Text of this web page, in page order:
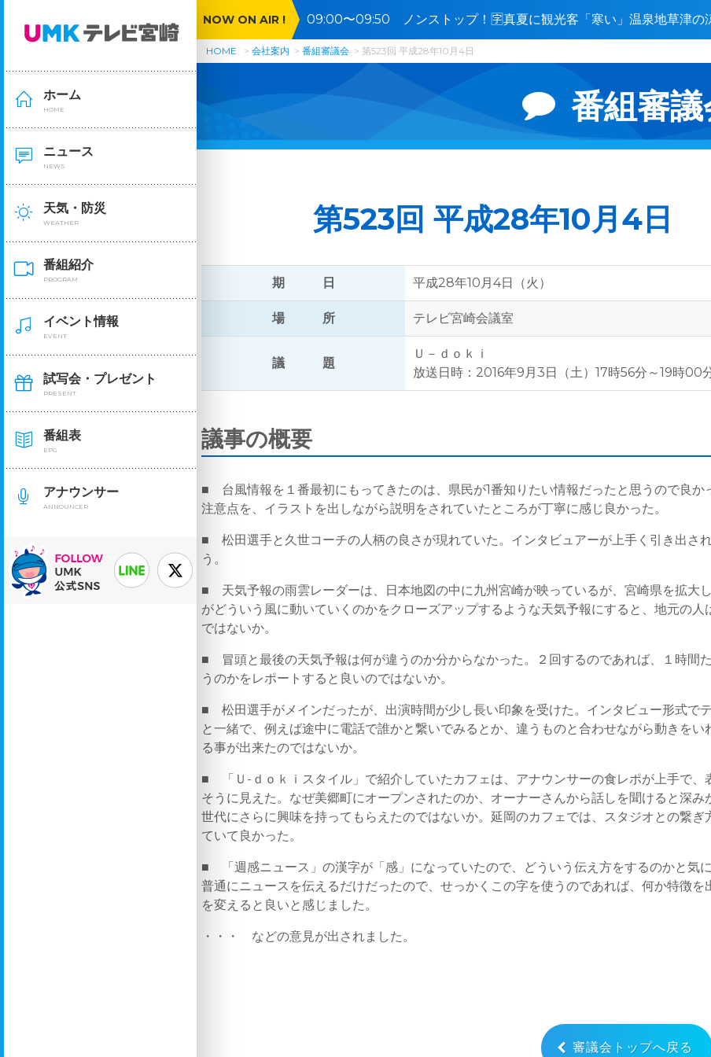
ホーム
HOME
ニュース
NEWS
天気・防災
WEATHER
番組紹介
PROGRAM
イベント情報
EVENT
試写会・プレゼント
PRESENT
番組表
EPG
アナウンサー
ANNOUNCER
NOW ON AIR !
09:00〜09:50 ノンストップ！🈑真夏に観光客「寒い」温泉地草津の
お盆直撃か
HOME 会社案内 番組審議会 第523回 平成28年10月4日
番組審
第523回 平成28年10月4日
期 日 平成28年10月4日（火）
場 所 テレビ宮崎会議室
議 題
Ｕ－ｄｏｋｉ
放送日時：2016年9月3日（土）17時56分～19時00
議事の概要
■ 台風情報を１番最初にもってきたのは、県民が1番知りたい情報だったと思うので良か
注意点を、イラストを出しながら説明をされていたところが丁寧に感じ良かった。
■ 松田選手と久世コーチの人柄の良さが現れていた。インタビュアーが上手く引き出さ
う。
■ 天気予報の雨雲レーダーは、日本地図の中に九州宮崎が映っているが、宮崎県を拡大
がどういう風に動いていくのかをクローズアップするような天気予報にすると、地元の人
ではないか。
■ 冒頭と最後の天気予報は何が違うのか分からなかった。２回するのであれば、１時間
うのかをレポートすると良いのではないか。
■ 松田選手がメインだったが、出演時間が少し長い印象を受けた。インタビュー形式で
と一緒で、例えば途中に電話で誰かと繋いでみるとか、違うものと合わせながら動きをい
る事が出来たのではないか。
■ 「Ｕ-ｄｏｋｉスタイル」で紹介していたカフェは、アナウンサーの食レポが上手で、
そうに見えた。なぜ美郷町にオープンされたのか、オーナーさんから話しを聞けると深み
世代にさらに興味を持ってもらえたのではないか。延岡のカフェでは、スタジオとの繋ぎ
ていて良かった。
■ 「週感ニュース」の漢字が「感」になっていたので、どういう伝え方をするのかと気に
普通にニュースを伝えるだけだったので、せっかくこの字を使うのであれば、何か特徴を
を変えると良いと感じました。
・・・ などの意見が出されました。
審議会トップへ戻る